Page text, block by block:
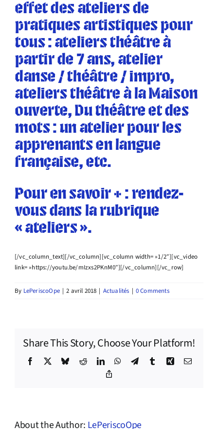
effet des ateliers de
pratiques artistiques pour
tous : ateliers théâtre à
partir de 7 ans, atelier
danse / théâtre / impro,
ateliers théâtre à la Maison
ouverte, Du théâtre et des
mots : un atelier pour les
apprenants en langue
française, etc.
Pour en savoir + : rendez-
vous dans la rubrique
« ateliers ».
[/vc_column_text][/vc_column][vc_column width= »1/2″][vc_video
link= »https://youtu.be/mIzxs2PKnM0″][/vc_column][/vc_row]
By LePeriscoOpe | 2 avril 2018 | Actualités | 0 Comments
Share This Story, Choose Your Platform!
Facebook BlueskyRedditLinkedInWhatsApp
TelegramTumblrXing Email
About the Author: LePeriscoOpe